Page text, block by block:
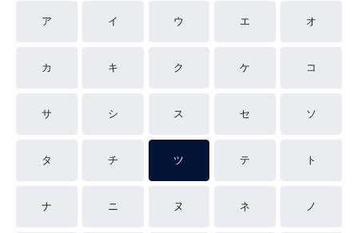
ア イ ウ エ オ
カ キ ク ケ コ
サ シ ス セ ソ
タ チ ツ テ ト
ナ ニ ヌ ネ ノ